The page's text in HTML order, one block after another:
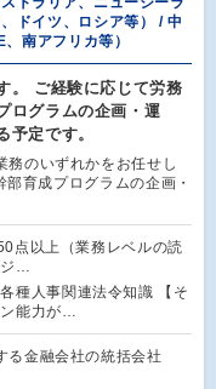
ドイツ、ロシア等） / 中
南アフリカ等）
。 ご経験に応じて労務
ログラムの企画・運
予定です。
務のいずれかをお任せし
育成プログラムの企画・
点以上（業務レベルの読
…
種人事関連法令知識 【そ
能力が…
る金融会社の統括会社